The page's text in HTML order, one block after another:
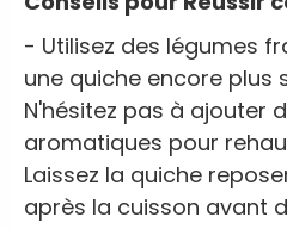
- Utilisez des légumes
une quiche encore plus
N'hésitez pas à ajouter
aromatiques pour
Laissez la quiche
après la cuisson avant